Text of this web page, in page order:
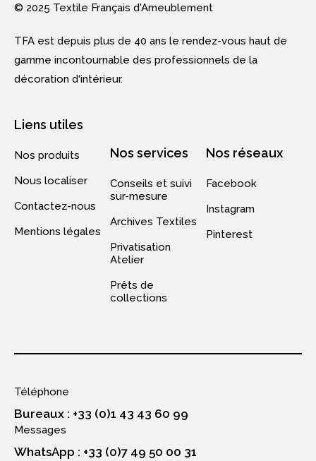
© 2025 Textile Français d'Ameublement
TFA est depuis plus de 40 ans le rendez-vous haut de
gamme incontournable des professionnels de la
décoration d‘intérieur.
Liens utiles
Nos produits
Nous localiser
Contactez-nous
Mentions légales
Nos services
Conseils et suivi
sur-mesure
Archives Textiles
Privatisation
Atelier
Prêts de
collections
Nos réseaux
Facebook
Instagram
Pinterest
Téléphone
Bureaux : +33 (0)1 43 43 60 99
Messages
WhatsApp : +33 (0)7 49 50 00 31